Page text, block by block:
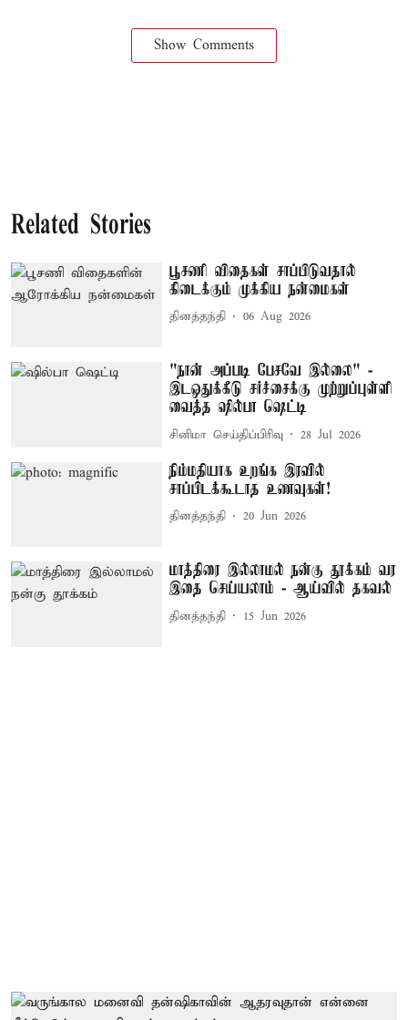
Show Comments
Related Stories
பூசணி விதைகள் சாப்பிடுவதால்
கிடைக்கும் முக்கிய நன்மைகள்
தினத்தந்தி 06 Aug 2026
"நான் அப்படி பேசவே இல்லை" -
இடஒதுக்கீடு சர்ச்சைக்கு முற்றுப்புள்ளி
வைத்த ஷில்பா ஷெட்டி
சினிமா செய்திப்பிரிவு 28 Jul 2026
நிம்மதியாக உறங்க இரவில்
சாப்பிடக்கூடாத உணவுகள்!
தினத்தந்தி 20 Jun 2026
மாத்திரை இல்லாமல் நன்கு தூக்கம் வர
இதை செய்யலாம் - ஆய்வில் தகவல்
தினத்தந்தி 15 Jun 2026